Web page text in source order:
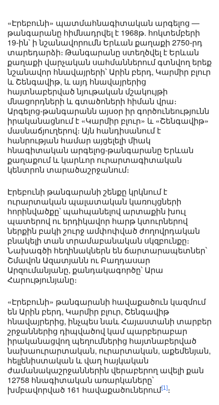
«Էրեբունի» պատմահնագիտական արգելոց —
թանգարանը հիմնադրվել է 1968թ. հոկտեմբերի
19-ին՝ ի նշանավորումն Երևան քաղաքի 2750-րդ
տարեդարձի։ Թանգարանը ստեղծվել է Երևան
քաղաքի վարչական սահմաններում գտնվող երեք
նշանավոր հնավայրերի՝ Արին բերդ, Կարմիր բլուր
և Շենգավիթ, և այդ հնավայրերից
հայտնաբերված նյութական մշակույթի
մնացորդների և գտածոների հիման վրա։
Արգելոց-թանգարանն այսօր իր գործունեությունն
իրականացնում է «Կարմիր բլուր» և «Շենգավիթ»
մասնաճյուղերով։ Այն հանդիսանում է
հանրության համար այցելելի միակ
հնագիտական արգելոց-թանգարանը Երևան
քաղաքում և կարևոր ուրարտագիտական
կենտրոն տարածաշրջանում։
Էրեբունի թանգարանի շենքը կրկնում է
ուրարտական պալատական կառույցների
հորինվածքը՝ պահպանելով արտաքին խուլ
պատերով ու երդիկավոր հարթ կտուրներով
ներքին բակի շուրջ ամփոփված ժողովրդական
բնակելի տան տրամաբանական սկզբունքը։
Նախագծի հեղինակներն են ճարտարապետներ՝
Շմավոն Ազատյանն ու Բաղդասար
Արզումանյանը, քանդակագործը՝ Արա
Հարությունյանը։
«Էրեբունի» թանգարանի հավաքածուն կազմում
են Արին բերդ, Կարմիր բլուր, Շենգավիթ
հնավայրերից, ինչպես նաև Հայաստանի տարբեր
շրջաններից դիպվածով կամ պարբերաբար
իրականացվող պեղումներից հայտնաբերված
նախաուրարտական, ուրարտական, աքեմենյան,
հելլենիստական և վաղ հայկական
ժամանակաշրջաններին վերաբերող ավելի քան
12758 հնագիտական առարկաները՝
խմբավորված 161 հավաքածուներում[1 ]։